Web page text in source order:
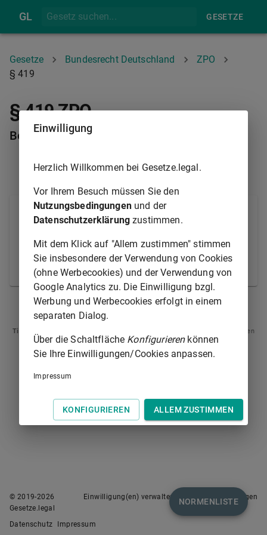
GL GESETZE
Gesetze Bundesrecht Deutschland
ZPO
§ 419
§ 419 ZPO
Beweiskraft mangelbehafteter Urkunden
Inwiefern Durchstreichungen, Radierungen,
Einschaltungen oder sonstige äußere Mängel die
Beweiskraft einer Urkunde ganz oder teilweise
aufheben oder mindern, entscheidet das Gericht nach
freier Überzeugung.
§ 418 § 420
Tipp
: Swipen Sie auf dem Bildschirm links oder rechts zur Navigation zwischen
Normen.
NORMENLISTE
© 2019-2026
Gesetze.legal
Einwilligung(en) verwalten Nutzungsbedingungen
Datenschutz Impressum
Einwilligung
Herzlich Willkommen bei Gesetze.legal.
Vor Ihrem Besuch müssen Sie den
Nutzungsbedingungenund der
Datenschutzerklärung zustimmen.
Mit dem Klick auf "Allem zustimmen" stimmen
Sie insbesondere der Verwendung von Cookies
(ohne Werbecookies) und der Verwendung von
Google Analytics zu. Die Einwilligung bzgl.
Werbung und Werbecookies erfolgt in einem
separaten Dialog.
Über die Schaltfläche Konfigurierenkönnen
Sie Ihre Einwilligungen/Cookies anpassen.
Impressum
KONFIGURIEREN ALLEM ZUSTIMMEN